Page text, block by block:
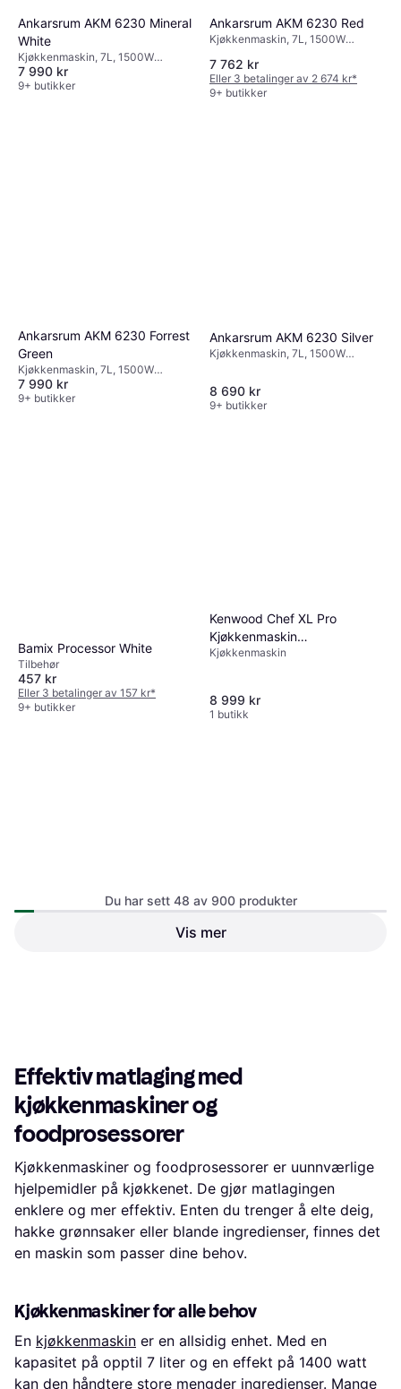
Ankarsrum AKM 6230 Mineral
White
Kjøkkenmaskin, 7L, 1500W
Timerfunksjon, Trinnløs
7 990 kr
9+ butikker
Ankarsrum AKM 6230 Red
Kjøkkenmaskin, 7L, 1500W
7 762 kr
Eller 3 betalinger av 2 674 kr*
9+ butikker
Ankarsrum AKM 6230 Forrest
Green
Kjøkkenmaskin, 7L, 1500W
Timerfunksjon, Trinnløs
7 990 kr
9+ butikker
Ankarsrum AKM 6230 Silver
Kjøkkenmaskin, 7L, 1500W
8 690 kr
9+ butikker
Bamix Processor White
Tilbehør
457 kr
Eller 3 betalinger av 157 kr*
9+ butikker
Kenwood Chef XL Pro
Kjøkkenmaskin
KVL88.003BK
Kjøkkenmaskin
8 999 kr
1 butikk
4.9
Foodprosessor, 3.9L, 1000W Lokk
Overopphetingsbeskyttelse,
Du har sett 48 av 900 produkter
Vis mer
Effektiv matlaging med
kjøkkenmaskiner og
foodprosessorer
Kjøkkenmaskiner og foodprosessorer er uunnværlige
hjelpemidler på kjøkkenet. De gjør matlagingen
enklere og mer effektiv. Enten du trenger å elte deig,
hakke grønnsaker eller blande ingredienser, finnes det
en maskin som passer dine behov.
Kjøkkenmaskiner for alle behov
En kjøkkenmaskin er en allsidig enhet. Med en
kapasitet på opptil 7 liter og en effekt på 1400 watt
kan den håndtere store mengder ingredienser. Mange